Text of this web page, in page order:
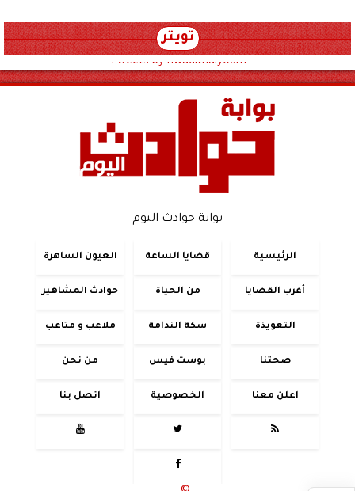
تويتر
Tweets by hwadithalyoum
بوابة حوادث اليوم
الرئيسية قضايا الساعة العيون الساهرة
أغرب القضايا من الحياة حوادث المشاهير
التعويذة سكة الندامة ملاعب و متاعب
صحتنا بوست فيس من نحن
اعلن معنا الخصوصية اتصل بنا



